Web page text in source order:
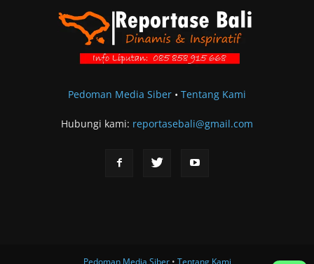
Pedoman Media Siber• Tentang Kami
Hubungi kami: reportasebali@gmail.com